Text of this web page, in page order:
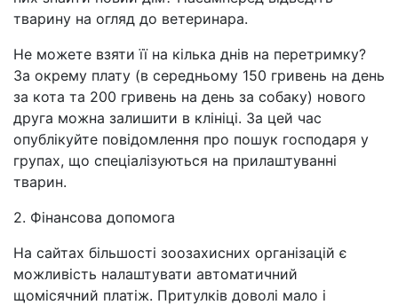
тварину на огляд до ветеринара.
Не можете взяти її на кілька днів на перетримку?
За окрему плату (в середньому 150 гривень на день
за кота та 200 гривень на день за собаку) нового
друга можна залишити в клініці. За цей час
опублікуйте повідомлення про пошук господаря у
групах, що спеціалізуються на прилаштуванні
тварин.
2. Фінансова допомога
На сайтах більшості зоозахисних організацій є
можливість налаштувати автоматичний
щомісячний платіж. Притулків доволі мало і